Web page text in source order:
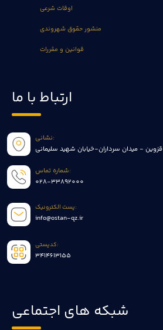
اوقات شرعی
منشور حقوق شهروندی
قوانین و مقررات
ارتباط با ما
نشانی:
قزوین - میدان سرداران-خیابان شهید سلیمانی
شماره تماس:
028-33892000
پست الکترونیک:
info@ostan-qz.ir
کدپستی:
3414613155
شبکه های اجتماعی